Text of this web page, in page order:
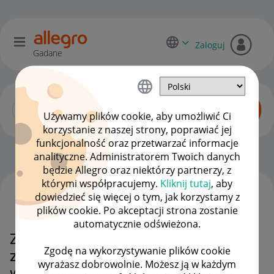
Używamy plików cookie, aby umożliwić Ci
korzystanie z naszej strony, poprawiać jej
funkcjonalność oraz przetwarzać informacje
analityczne. Administratorem Twoich danych
będzie Allegro oraz niektórzy partnerzy, z
którymi współpracujemy. Kliknij tutaj, aby
dowiedzieć się więcej o tym, jak korzystamy z
plików cookie. Po akceptacji strona zostanie
automatycznie odświeżona.
Zgodę na wykorzystywanie plików cookie
wyrażasz dobrowolnie. Możesz ją w każdym
Gadane
Zaloguj
Zaawansowani sprzedawcy OPCJE
Zwrot prowizji nie przyznany mimo
zwrotu przez allegro a odwołanie
WSZYSTKIE TEMATY